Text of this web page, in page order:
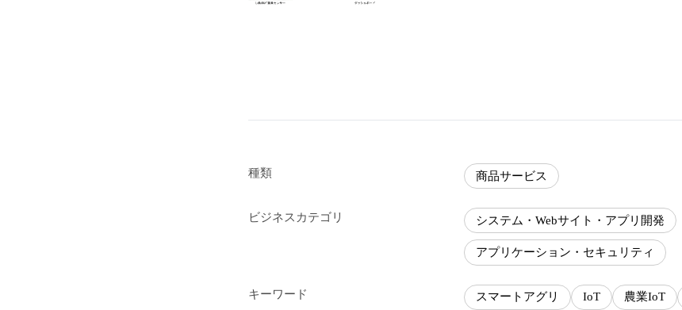
種類 商品サービス
ビジネスカテゴリ システム・Webサイト・アプリ開発
アプリケーション・セキュリティ
キーワード スマートアグリ IoT 農業IoT